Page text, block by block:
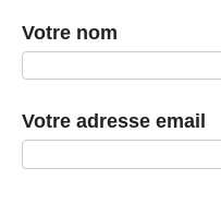
Votre nom
Votre adresse email